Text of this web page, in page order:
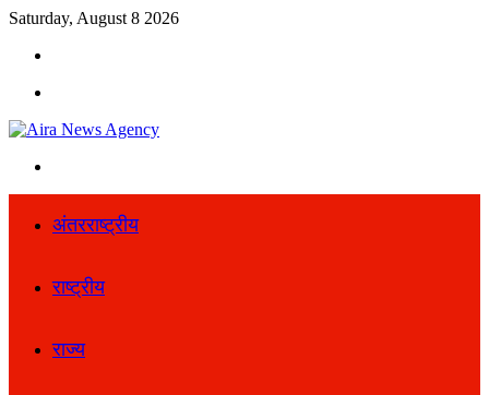
Saturday, August 8 2026
अंतरराष्ट्रीय
राष्ट्रीय
राज्य